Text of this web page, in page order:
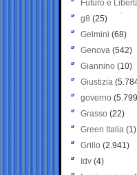
Futuro e
g8 (25)
Gelmini (68)
Genova (542)
Giannino (10)
Giustizia
governo
Grasso (22)
Green Italia (1)
Grillo (2.941)
Idv (4)